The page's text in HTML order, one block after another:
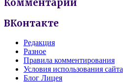
Комментарии
ВКонтакте
Редакция
Разное
Правила комментирования
Условия использования сайта
Блог Лицея